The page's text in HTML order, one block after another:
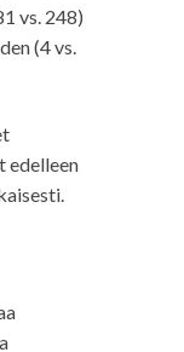
vs. 248)
(4 vs.
edelleen